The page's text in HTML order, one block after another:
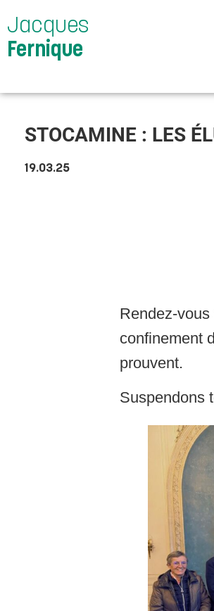
Jacques
Fernique
STOCAMINE : LES
19.03.25
Rendez-
confinement
prouvent.
Suspendons